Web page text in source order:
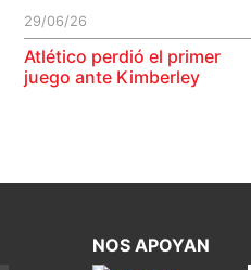
29/06/26
Atlético perdió el primer
juego ante Kimberley
NOS APOYAN